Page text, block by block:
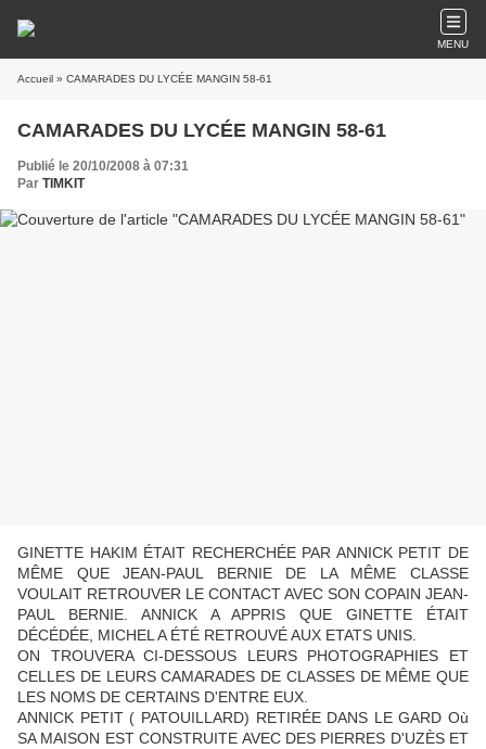
MENU
Accueil » CAMARADES DU LYCÉE MANGIN 58-61
CAMARADES DU LYCÉE MANGIN 58-61
Publié le 20/10/2008 à 07:31
Par TIMKIT
GINETTE HAKIM ÉTAIT RECHERCHÉE PAR ANNICK PETIT DE
MÊME QUE JEAN-PAUL BERNIE DE LA MÊME CLASSE
VOULAIT RETROUVER LE CONTACT AVEC SON COPAIN JEAN-
PAUL BERNIE. ANNICK A APPRIS QUE GINETTE ÉTAIT
DÉCÉDÉE, MICHEL A ÉTÉ RETROUVÉ AUX ETATS UNIS.
ON TROUVERA CI-DESSOUS LEURS PHOTOGRAPHIES ET
CELLES DE LEURS CAMARADES DE CLASSES DE MÊME QUE
LES NOMS DE CERTAINS D'ENTRE EUX.
ANNICK PETIT ( PATOUILLARD) RETIRÉE DANS LE GARD Où
SA MAISON EST CONSTRUITE AVEC DES PIERRES D'UZÈS ET